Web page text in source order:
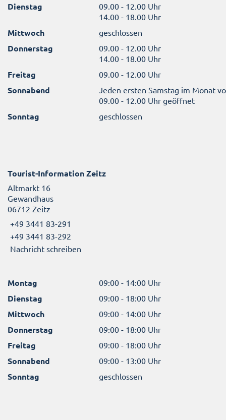
Dienstag
09.00 - 12.00 Uhr
14.00 - 18.00 Uhr
Mittwoch geschlossen
Donnerstag
09.00 - 12.00 Uhr
14.00 - 18.00 Uhr
Freitag 09.00 - 12.00 Uhr
Sonnabend
Jeden ersten Samstag im Monat
09.00 - 12.00 Uhr geöffnet
Sonntag geschlossen
Tourist-Information Zeitz
Altmarkt 16
Gewandhaus
06712 Zeitz
+49 3441 83-291
+49 3441 83-292
Nachricht schreiben
Montag 09:00 - 14:00 Uhr
Dienstag 09:00 - 18:00 Uhr
Mittwoch 09:00 - 14:00 Uhr
Donnerstag 09:00 - 18:00 Uhr
Freitag 09:00 - 18:00 Uhr
Sonnabend 09:00 - 13:00 Uhr
Sonntag geschlossen